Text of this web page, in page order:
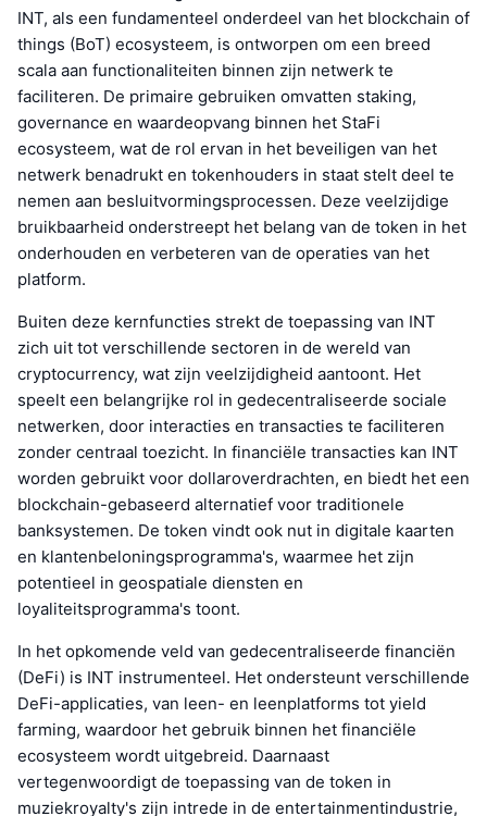
INT, als een fundamenteel onderdeel van het blockchain of
things (BoT) ecosysteem, is ontworpen om een breed
scala aan functionaliteiten binnen zijn netwerk te
faciliteren. De primaire gebruiken omvatten staking,
governance en waardeopvang binnen het StaFi
ecosysteem, wat de rol ervan in het beveiligen van het
netwerk benadrukt en tokenhouders in staat stelt deel te
nemen aan besluitvormingsprocessen. Deze veelzijdige
bruikbaarheid onderstreept het belang van de token in het
onderhouden en verbeteren van de operaties van het
platform.
Buiten deze kernfuncties strekt de toepassing van INT
zich uit tot verschillende sectoren in de wereld van
cryptocurrency, wat zijn veelzijdigheid aantoont. Het
speelt een belangrijke rol in gedecentraliseerde sociale
netwerken, door interacties en transacties te faciliteren
zonder centraal toezicht. In financiële transacties kan INT
worden gebruikt voor dollaroverdrachten, en biedt het een
blockchain-gebaseerd alternatief voor traditionele
banksystemen. De token vindt ook nut in digitale kaarten
en klantenbeloningsprogramma's, waarmee het zijn
potentieel in geospatiale diensten en
loyaliteitsprogramma's toont.
In het opkomende veld van gedecentraliseerde financiën
(DeFi) is INT instrumenteel. Het ondersteunt verschillende
DeFi-applicaties, van leen- en leenplatforms tot yield
farming, waardoor het gebruik binnen het financiële
ecosysteem wordt uitgebreid. Daarnaast
vertegenwoordigt de toepassing van de token in
muziekroyalty's zijn intrede in de entertainmentindustrie,